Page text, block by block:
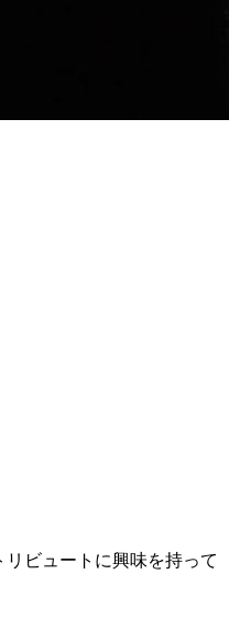
ビュートに興味を持って